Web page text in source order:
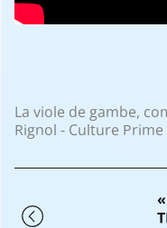
La viole de gambe,
Rignol - Culture Prime